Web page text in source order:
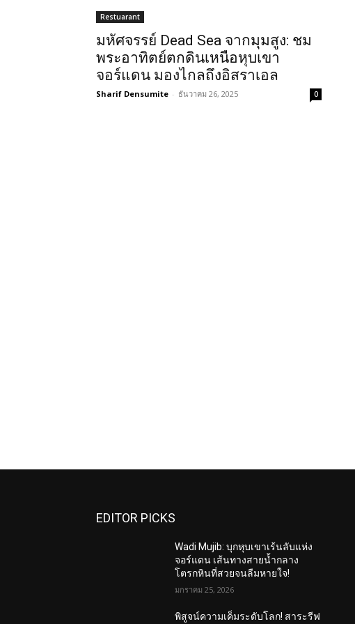
Restuarant
มหัศจรรย์ Dead Sea จากมุมสูง: ชม
พระอาทิตย์ตกดินเหนือหุบเขา
จอร์แดน มองไกลถึงอิสราเอล
Sharif Densumite - ธันวาคม 26, 2025 0
EDITOR PICKS
Wadi Mujib: บุกหุบเขาเร้นลับแห่ง
จอร์แดน เส้นทางสายน้ำกลาง
โตรกหินที่สวยจนลืมหายใจ!
มกราคม 25, 2026
พิสูจน์ความเค็มระดับโลก! สาระรีฟ